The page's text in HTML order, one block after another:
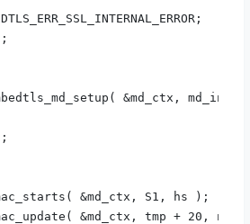
&md_ctx, md_info,
&md_ctx, S1, hs );
&md_ctx, tmp + 20, nb